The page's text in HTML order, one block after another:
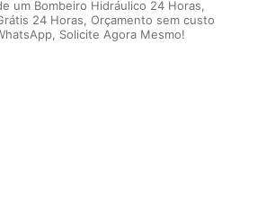
um Bombeiro Hidráulico 24 Horas,
24 Horas, Orçamento sem custo
Solicite Agora Mesmo!